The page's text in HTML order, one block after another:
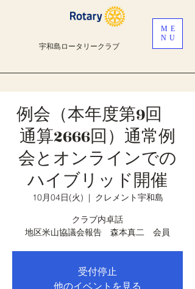
宇和島ロータリークラブ
ME
NU
例会（本年度第9回
通算2666回）通常例
会とオンラインでの
ハイブリッド開催
10月04日(火)
  |
クレメント宇和島
クラブ内卓話
地区米山協議会報告 森本真二 会員
受付停止
他のイベントを見る